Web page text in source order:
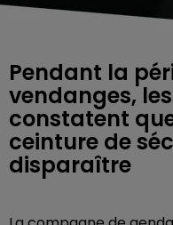
Pendant la
vendanges,
constatent
ceinture de
disparaître